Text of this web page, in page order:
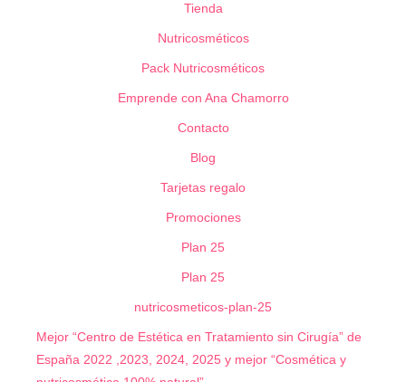
Tienda
Nutricosméticos
Pack Nutricosméticos
Emprende con Ana Chamorro
Contacto
Blog
Tarjetas regalo
Promociones
Plan 25
Plan 25
nutricosmeticos-plan-25
Mejor “Centro de Estética en Tratamiento sin Cirugía” de
España 2022 ,2023, 2024, 2025 y mejor “Cosmética y